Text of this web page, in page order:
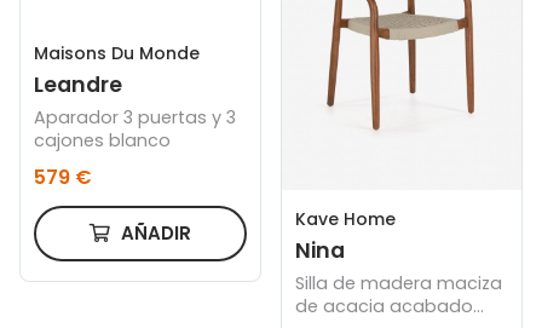
Maisons Du Monde
Leandre
Aparador 3 puertas y 3
cajones blanco
579 €
AÑADIR
Kave Home
Nina
Silla de madera maciza
de acacia acabado